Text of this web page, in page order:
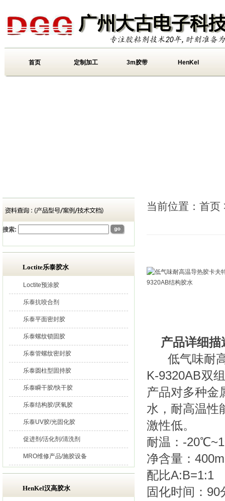
首页 定制加工 3m胶带 HenKel
搜索:
Loctite乐泰胶水
Loctite预涂胶
乐泰抗咬合剂
乐泰平面密封胶
乐泰螺纹锁固胶
乐泰管螺纹密封胶
乐泰圆柱型固持胶
乐泰瞬干胶/快干胶
乐泰结构胶/厌氧胶
乐泰UV胶/光固化胶
促进剂/活化剂/清洗剂
MRO维修产品/施胶设备
HenKel汉高胶水
当前位置： 首页
产品详细描
低气味耐高
K-9320AB双
产品对多种金
水，耐高温性
激性低。
耐温：-
净含量：
配比
固化时间：